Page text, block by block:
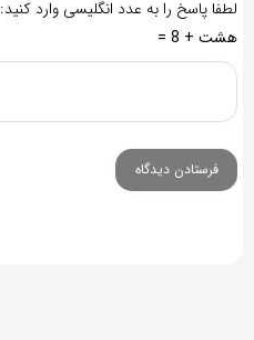
لطفا پاسخ را به عدد انگلیسی وارد کنید:
هشت + 8 =